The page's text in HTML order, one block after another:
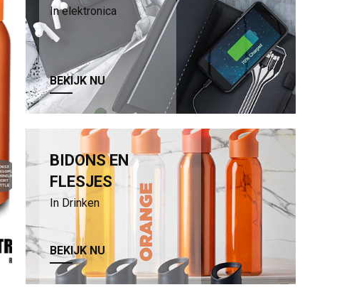
In elektronica
BEKIJK NU
BIDONS EN
FLESJES
In Drinken
BEKIJK NU